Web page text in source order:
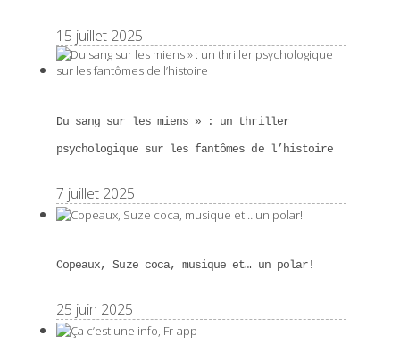
15 juillet 2025
Du sang sur les miens » : un thriller
psychologique sur les fantômes de l’histoire
7 juillet 2025
Copeaux, Suze coca, musique et… un polar!
25 juin 2025